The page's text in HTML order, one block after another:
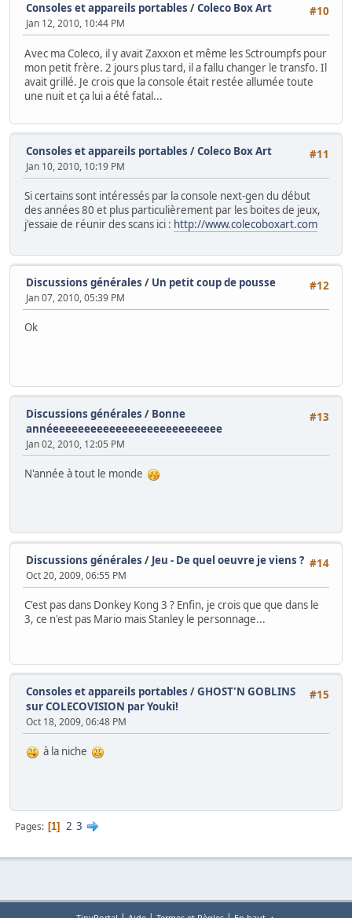
#10
Consoles et appareils portables /Coleco Box Art
Jan 12, 2010, 10:44 PM
Avec ma Coleco, il y avait Zaxxon et même les Sctroumpfs pour
mon petit frère. 2 jours plus tard, il a fallu changer le transfo. Il
avait grillé. Je crois que la console était restée allumée toute
une nuit et ça lui a été fatal...
#11
Consoles et appareils portables /Coleco Box Art
Jan 10, 2010, 10:19 PM
Si certains sont intéressés par la console next-gen du début
des années 80 et plus particulièrement par les boites de jeux,
j'essaie de réunir des scans ici : http://www.colecoboxart.com
#12
Discussions générales / Un petit coup de pousse
Jan 07, 2010, 05:39 PM
Ok
#13
Discussions générales / Bonne
annéeeeeeeeeeeeeeeeeeeeeeeeeeee
Jan 02, 2010, 12:05 PM
N'année à tout le monde
#14
Discussions générales / Jeu - De quel oeuvre je viens ?
Oct 20, 2009, 06:55 PM
C'est pas dans Donkey Kong 3 ? Enfin, je crois que que dans le
3, ce n'est pas Mario mais Stanley le personnage...
#15
Consoles et appareils portables /GHOST'N GOBLINS
sur COLECOVISION par Youki!
Oct 18, 2009, 06:48 PM
à la niche
Pages 1 2 3